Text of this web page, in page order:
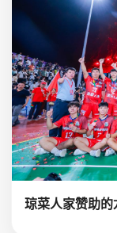
琼菜人家赞助